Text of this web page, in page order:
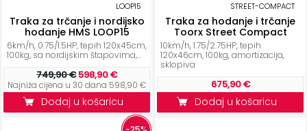
LOOP15
Traka za trčanje i nordijsko
hodanje HMS LOOP15
6km/h, 0.75/1.5HP, tepih 120x45cm,
100kg, sa nordijskim štapovima,...
749,90 €598,90 €
Najniža cijena u 30 dana 598,90 €
Dodaj u košaricu
STREET-COMPACT
Traka za hodanje i trčanje
Toorx Street Compact
10km/h, 1.75/2.75HP, tepih
120x46cm, 100kg, amortizacija,
sklopiva
675,90 €
Dodaj u košaricu